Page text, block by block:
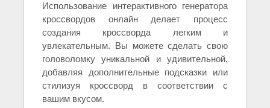
Использование интерактивного генератора
кроссвордов онлайн делает процесс
создания кроссворда легким и
увлекательным. Вы можете сделать свою
головоломку уникальной и удивительной,
добавляя дополнительные подсказки или
стилизуя кроссворд в соответствии с
вашим вкусом.